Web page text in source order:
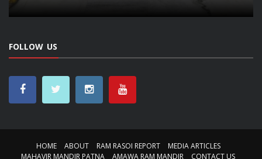
FOLLOW US
HOME ABOUT RAM RASOI REPORT
MEDIA ARTICLES
MAHAVIR MANDIR PATNA
AMAWA RAM MANDIR CONTACT US